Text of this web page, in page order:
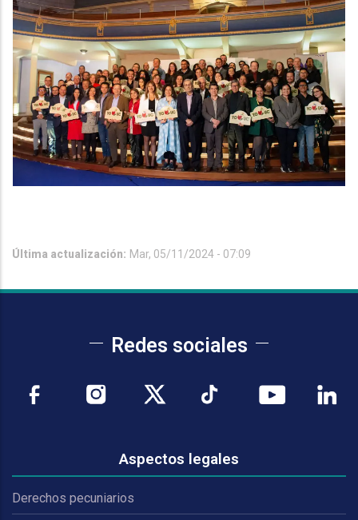
Última actualización: Mar, 05/11/2024 - 07:09
Redes sociales
Aspectos legales
Derechos pecuniarios